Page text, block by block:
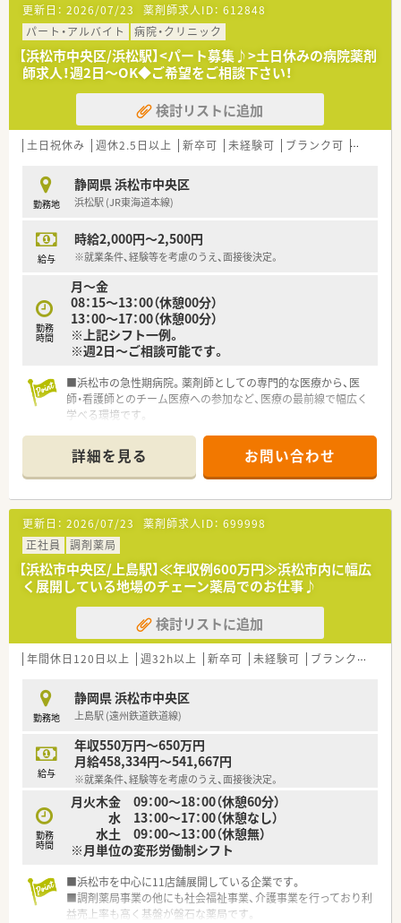
更新日： 2026/07/23 薬剤師求人ID： 612848
パート・アルバイト
病院・クリニック
【浜松市中央区/浜松駅】<パート募集♪>土日休みの病院薬剤
師求人！週2日～OK◆ご希望をご相談下さい！
検討リストに追加
土日祝休み 週休2.5日以上 新卒可 未経験可 ブランク可 残業な
勤務地
静岡県 浜松市中央区
浜松駅 (JR東海道本線)
給与
時給2,000円～2,500円
※就業条件、経験等を考慮のうえ、面接後決定。
勤務
時間
月～金
08：15～13：00（休憩00分）
13：00～17：00（休憩00分）
※上記シフト一例。
※週2日～ご相談可能です。
■浜松市の急性期病院。薬剤師としての専門的な医療から、医
師・看護師とのチーム医療への参加など、医療の最前線で幅広く
学べる環境です。
行っています。
■薬剤師としてステップアップしていくための、一生ものの基礎
スキルを必ず身につけられる環境です。
詳細を見る お問い合わせ
更新日： 2026/07/23 薬剤師求人ID： 699998
正社員
調剤薬局
【浜松市中央区/上島駅】≪年収例600万円≫浜松市内に幅広
く展開している地場のチェーン薬局でのお仕事♪
検討リストに追加
年間休日120日以上 週32h以上 新卒可 未経験可 ブランク可
勤務地
静岡県 浜松市中央区
上島駅 (遠州鉄道鉄道線)
給与
年収550万円～650万円
月給458,334円～541,667円
※就業条件、経験等を考慮のうえ、面接後決定。
勤務
時間
月火木金 09：00～18：00（休憩60分）
水 13：00～17：00（休憩なし）
水土 09：00～13：00（休憩無）
※月単位の変形労働制シフト
■浜松市を中心に11店舗展開している企業です。
■調剤薬局事業の他にも社会福祉事業、介護事業を行っており利
益売上率も高く基盤が盤石な薬局です。